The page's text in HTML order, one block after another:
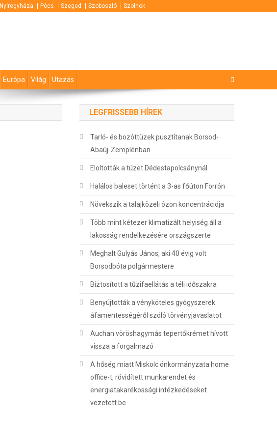
Nyíregyháza Pécs Szeged Szoboszló Szolnok
Európa Világ Utazás
LEGFRISSEBB HÍREK
Tarló- és bozóttüzek pusztítanak Borsod-
Abaúj-Zemplénban
Eloltották a tüzet Dédestapolcsánynál
Halálos baleset történt a 3-as főúton Forrón
Növekszik a talajközeli ózon koncentrációja
Több mint kétezer klimatizált helyiség áll a
lakosság rendelkezésére országszerte
Meghalt Gulyás János, aki 40 évig volt
Borsodbóta polgármestere
Biztosított a tűzifaellátás a téli időszakra
Benyújtották a vényköteles gyógyszerek
áfamentességéről szóló törvényjavaslatot
Auchan vöröshagymás tepertőkrémet hívott
vissza a forgalmazó
A hőség miatt Miskolc önkormányzata home
office-t, rövidített munkarendet és
energiatakarékossági intézkedéseket
vezetett be